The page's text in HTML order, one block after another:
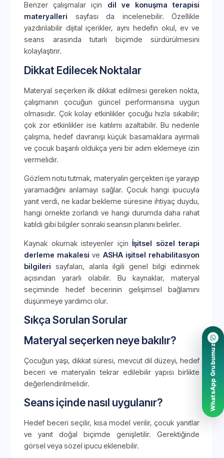
Benzer çalışmalar için dil ve konuşma terapisi
materyalleri sayfası da incelenebilir. Özellikle
yazdırılabilir dijital içerikler, aynı hedefin okul, ev ve
seans arasında tutarlı biçimde sürdürülmesini
kolaylaştırır.
Dikkat Edilecek Noktalar
Materyal seçerken ilk dikkat edilmesi gereken nokta,
çalışmanın çocuğun güncel performansına uygun
olmasıdır. Çok kolay etkinlikler çocuğu hızla sıkabilir;
çok zor etkinlikler ise katılımı azaltabilir. Bu nedenle
çalışma, hedef davranışı küçük basamaklara ayırmalı
ve çocuk başarılı oldukça yeni bir adım eklemeye izin
vermelidir.
Gözlem notu tutmak, materyalin gerçekten işe yarayıp
yaramadığını anlamayı sağlar. Çocuk hangi ipucuyla
yanıt verdi, ne kadar bekleme süresine ihtiyaç duydu,
hangi örnekte zorlandı ve hangi durumda daha rahat
katıldı gibi bilgiler sonraki seansın planını belirler.
Kaynak okumak isteyenler için İşitsel sözel terapi
derleme makalesi ve ASHA işitsel rehabilitasyon
bilgileri sayfaları, alanla ilgili genel bilgi edinmek
açısından yararlı olabilir. Bu kaynaklar, materyal
seçiminde hedef becerinin gelişimsel bağlamını
düşünmeye yardımcı olur.
Sıkça Sorulan Sorular
Materyal seçerken neye bakılır?
Çocuğun yaşı, dikkat süresi, mevcut dil düzeyi, hedef
beceri ve materyalin tekrar edilebilir yapısı birlikte
değerlendirilmelidir.
Seans içinde nasıl uygulanır?
Hedef beceri seçilir, kısa model verilir, çocuk yanıtlar
ve yanıt doğal biçimde genişletilir. Gerektiğinde
görsel veya sözel ipucu eklenebilir.
WhatsApp Grubumuz